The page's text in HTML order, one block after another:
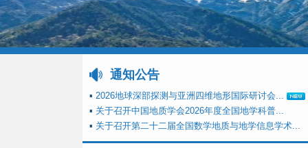
通知公告
▪ 2026地球深部探测与亚洲四维地形国际研讨会...
▪ 关于召开中国地质学会2026年度全国地学科普...
▪ 关于召开第二十二届全国数学地质与地学信息学术...